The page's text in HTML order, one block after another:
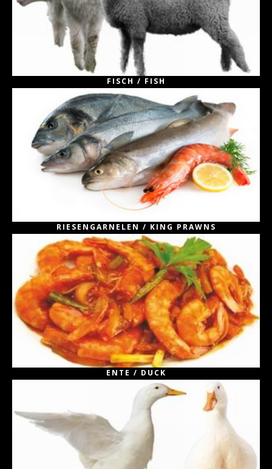
FISCH / FISH
RIESENGARNELEN / KING PRAWNS
ENTE / DUCK